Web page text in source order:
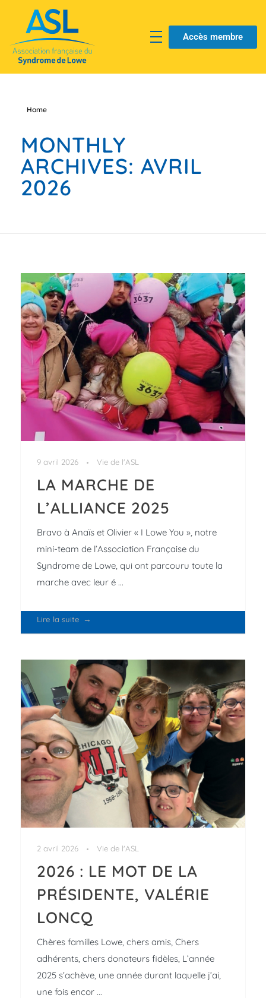
Accès membre
Home
MONTHLY
ARCHIVES: AVRIL
2026
9 avril 2026 Vie de l'ASL
LA MARCHE DE
L’ALLIANCE 2025
Bravo à Anaïs et Olivier « I Lowe You », notre
mini-team de l’Association Française du
Syndrome de Lowe, qui ont parcouru toute la
marche avec leur é ...
Lire la suite
2 avril 2026 Vie de l'ASL
2026 : LE MOT DE LA
PRÉSIDENTE, VALÉRIE
LONCQ
Chères familles Lowe, chers amis, Chers
adhérents, chers donateurs fidèles, L’année
2025 s’achève, une année durant laquelle j’ai,
une fois encor ...